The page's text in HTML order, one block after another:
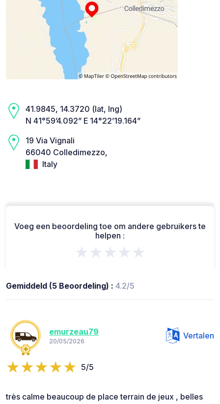
41.9845, 14.3720 (lat, lng)
N 41°59’4.092” E 14°22’19.164”
19 Via Vignali
66040 Colledimezzo,
Italy
Voeg een beoordeling toe om andere gebruikers te
helpen :
★★★★★
Gemiddeld (5 Beoordeling) : 4.2/5
emurzeau79
20/05/2026
Vertalen
5/5
très calme beaucoup de place terrain de jeux , belles